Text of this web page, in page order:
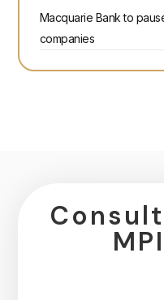
Macquarie Bank to
companies